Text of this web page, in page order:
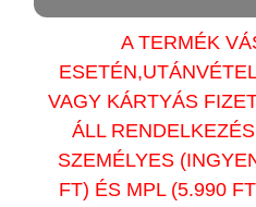
A TERMÉK
VAGY KÁRTYÁS
ÁLL
SZEMÉLYES
FT) ÉS MPL (5.990